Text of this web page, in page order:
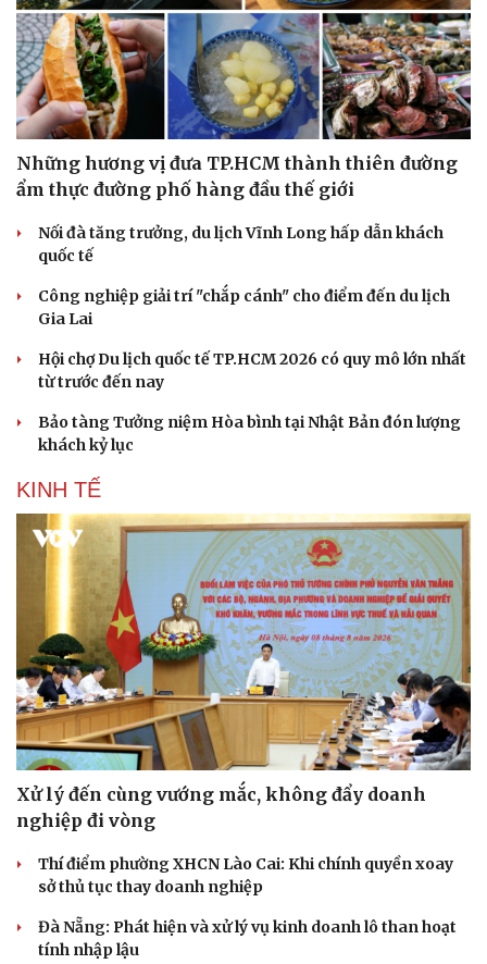
Văn hóa
Sân khấu - Điện ảnh
Văn học
Âm nhạc
Di sản
Giải trí
Nghệ sĩ
Thời trang
Sao Việt
Những hương vị đưa TP.HCM thành thiên đường
ẩm thực đường phố hàng đầu thế giới
Nối đà tăng trưởng, du lịch Vĩnh Long hấp dẫn khách
quốc tế
Công nghiệp giải trí "chắp cánh" cho điểm đến du lịch
Gia Lai
Hội chợ Du lịch quốc tế TP.HCM 2026 có quy mô lớn nhất
từ trước đến nay
Bảo tàng Tưởng niệm Hòa bình tại Nhật Bản đón lượng
khách kỷ lục
KINH TẾ
Xử lý đến cùng vướng mắc, không đẩy doanh
nghiệp đi vòng
Thí điểm phường XHCN Lào Cai: Khi chính quyền xoay
sở thủ tục thay doanh nghiệp
Đà Nẵng: Phát hiện và xử lý vụ kinh doanh lô than hoạt
tính nhập lậu